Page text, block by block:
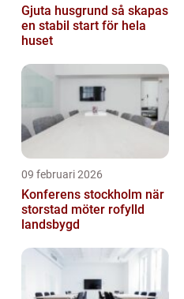
Gjuta husgrund så skapas
en stabil start för hela
huset
09 februari 2026
Konferens stockholm när
storstad möter rofylld
landsbygd